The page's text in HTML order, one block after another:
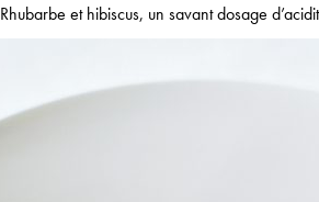
Rhubarbe et hibiscus, un savant dosage